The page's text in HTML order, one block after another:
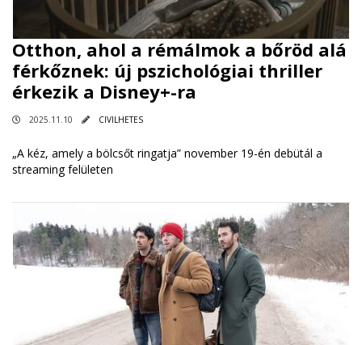
Otthon, ahol a rémálmok a bőröd alá
férkőznek: új pszichológiai thriller
érkezik a Disney+-ra
2025.11.10 CIVILHETES
„A kéz, amely a bölcsőt ringatja” november 19-én debütál a
streaming felületen